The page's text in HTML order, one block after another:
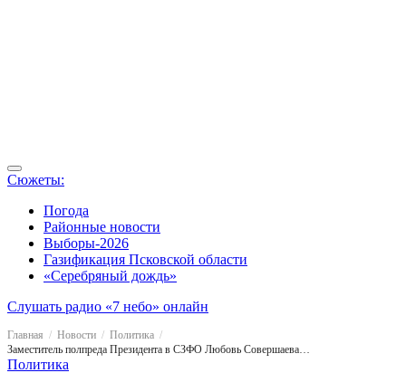
Сюжеты:
Погода
Районные новости
Выборы-2026
Газификация Псковской области
«Серебряный дождь»
Слушать радио «7 небо» онлайн
Главная Новости
Политика
Заместитель полпреда Президента в СЗФО Любовь Совершаева приедет на «Повестку дня для Псковской области»
Политика